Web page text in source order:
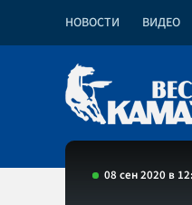
НОВОСТИ ВИДЕО
08 сен 2020 в